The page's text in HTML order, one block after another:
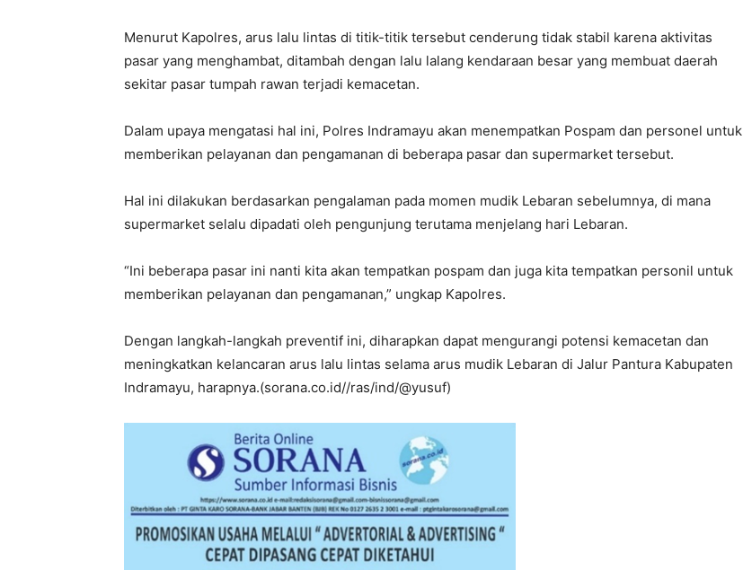
Menurut Kapolres, arus lalu lintas di titik-titik tersebut cenderung tidak stabil karena aktivitas
pasar yang menghambat, ditambah dengan lalu lalang kendaraan besar yang membuat daerah
sekitar pasar tumpah rawan terjadi kemacetan.
Dalam upaya mengatasi hal ini, Polres Indramayu akan menempatkan Pospam dan personel untuk
memberikan pelayanan dan pengamanan di beberapa pasar dan supermarket tersebut.
Hal ini dilakukan berdasarkan pengalaman pada momen mudik Lebaran sebelumnya, di mana
supermarket selalu dipadati oleh pengunjung terutama menjelang hari Lebaran.
“Ini beberapa pasar ini nanti kita akan tempatkan pospam dan juga kita tempatkan personil untuk
memberikan pelayanan dan pengamanan,” ungkap Kapolres.
Dengan langkah-langkah preventif ini, diharapkan dapat mengurangi potensi kemacetan dan
meningkatkan kelancaran arus lalu lintas selama arus mudik Lebaran di Jalur Pantura Kabupaten
Indramayu, harapnya.(sorana.co.id//ras/ind/@yusuf)